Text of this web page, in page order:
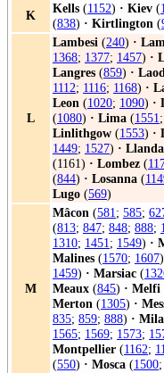
K
Kells (1152) · Kiev (
(838) · Kirtlington (
L
Lambesi (240) ·
1368; 1377; 1457) ·
Langres (859) ·
1112; 1116; 1168) ·
Leon (1020; 1090) ·
(1080) · Lima (1551;
Linlithgow (1553) ·
1449; 1527) ·
(1161) · Lombez (
(844) · Losanna (
Lugo (569)
M
Mâcon (581; 585;
(813; 847; 848; 888;
1310; 1451; 1549) ·
Malines (1570; 1607)
1459) · Marsiac (
Meaux (845) · Melfi
Merton (1305) ·
835; 859; 888) ·
1565; 1569; 1573;
Montpellier (1162;
(550) · Mosca (1500;